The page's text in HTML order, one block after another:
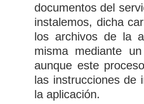
documentos del
instalemos, dicha
los archivos de la
misma mediante
aunque este
las instrucciones de
la aplicación.